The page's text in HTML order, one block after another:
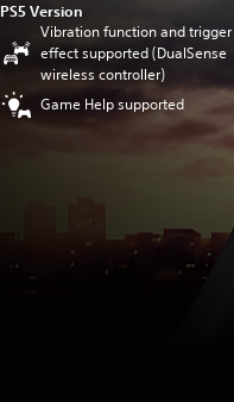
PS5 Version
Vibration function and trigger
effect supported (DualSense
wireless controller)
Game Help supported